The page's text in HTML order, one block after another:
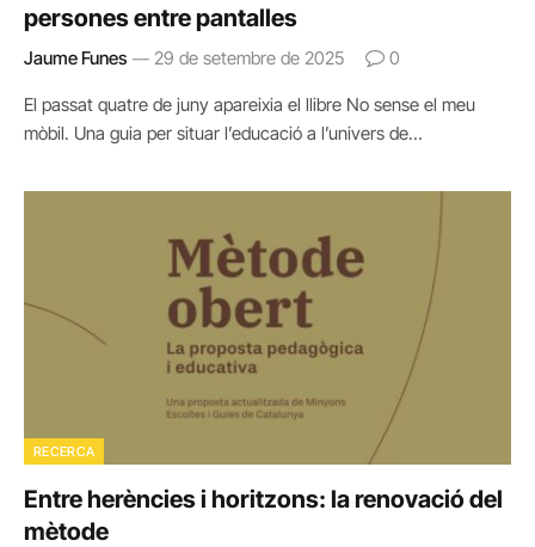
persones entre pantalles
Jaume Funes 29 de setembre de 2025 0
El passat quatre de juny apareixia el llibre No sense el meu
mòbil. Una guia per situar l’educació a l’univers de…
RECERCA
Entre herències i horitzons: la renovació del
mètode